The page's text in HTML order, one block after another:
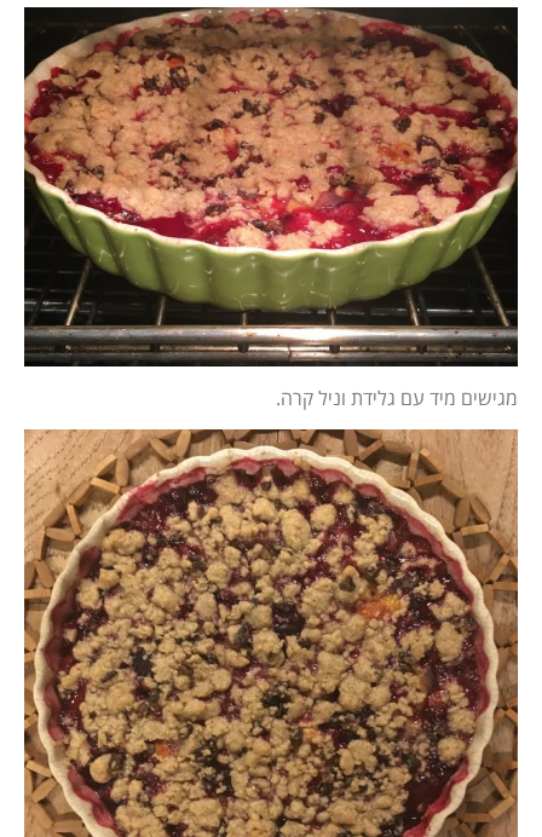
מגישים מיד עם גלידת וניל קרה.